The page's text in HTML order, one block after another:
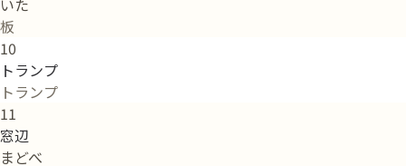
いた
板
10
トランプ
トランプ
11
窓辺
まどべ